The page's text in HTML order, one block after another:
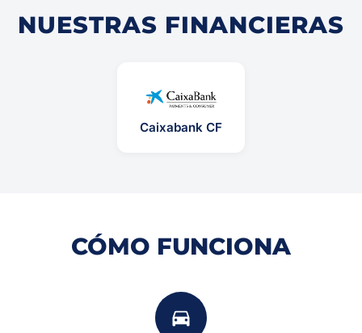
NUESTRAS FINANCIERAS
Caixabank CF
CÓMO FUNCIONA